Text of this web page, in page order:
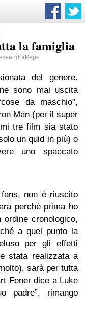
la famiglia
del genere.
sono mai uscita
da maschio”,
Man (per il super
tre film sia stato
un quid in più) o
uno spaccato
non è riuscito
perché prima ho
cronologico,
a quel punto la
per gli effetti
stata realizzata a
sarà per tutta
Fener dice a Luke
padre”, rimango